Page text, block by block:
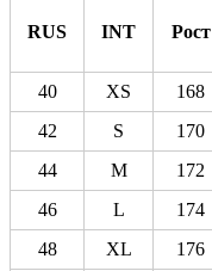
RUS INT Рост
40
XS 168
42
S 170
44
M 172
46
L 174
48
XL 176